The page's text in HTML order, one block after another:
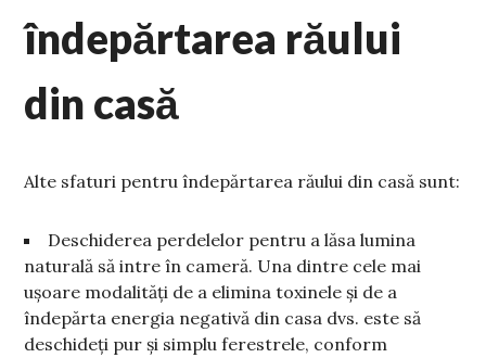
îndepărtarea răului
din casă
Alte sfaturi pentru îndepărtarea răului din casă sunt:
Deschiderea perdelelor pentru a lăsa lumina
naturală să intre în cameră. Una dintre cele mai
ușoare modalități de a elimina toxinele și de a
îndepărta energia negativă din casa dvs. este să
deschideți pur și simplu ferestrele, conform